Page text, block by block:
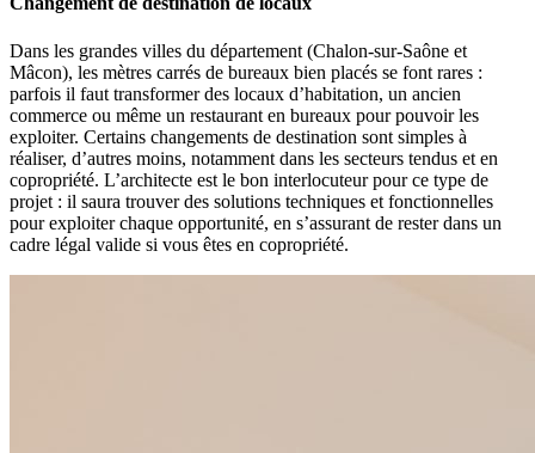
Dans les grandes villes du département (Chalon-sur-Saône et
Mâcon), les mètres carrés de bureaux bien placés se font rares :
parfois il faut transformer des locaux d’habitation, un ancien
commerce ou même un restaurant en bureaux pour pouvoir les
exploiter. Certains changements de destination sont simples à
réaliser, d’autres moins, notamment dans les secteurs tendus et en
copropriété. L’architecte est le bon interlocuteur pour ce type de
projet : il saura trouver des solutions techniques et fonctionnelles
pour exploiter chaque opportunité, en s’assurant de rester dans un
cadre légal valide si vous êtes en copropriété.